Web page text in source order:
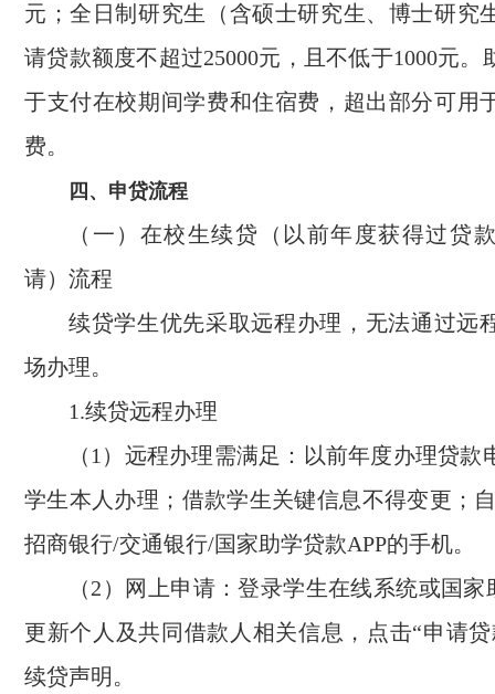
元；全日制研究生（含硕士研究生、博士研究
请贷款额度不超过25000元，且不低于1000元。
于支付在校期间学费和住宿费，超出部分可用
费。
四、申贷流程
（一）在校生续贷（以前年度获得过贷
请）流程
续贷学生优先采取远程办理，无法通过远
场办理。
1.续贷远程办理
（1）远程办理需满足：以前年度办理贷款
学生本人办理；借款学生关键信息不得变更；
招商银行/交通银行/国家助学贷款APP的手机。
（2）网上申请：登录学生在线系统或国家
更新个人及共同借款人相关信息，点击“申请
续贷声明。